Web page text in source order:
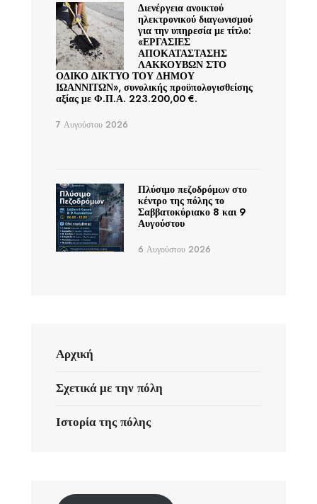
Διενέργεια ανοικτού
ηλεκτρονικού διαγωνισμού
για την υπηρεσία με τίτλο:
«ΕΡΓΑΣΙΕΣ
ΑΠΟΚΑΤΑΣΤΑΣΗΣ
ΛΑΚΚΟΥΒΩΝ ΣΤΟ
ΟΔΙΚΟ ΔΙΚΤΥΟ ΤΟΥ ΔΗΜΟΥ
ΙΩΑΝΝΙΤΩΝ», συνολικής προϋπολογισθείσης
αξίας με Φ.Π.Α. 223.200,00 €.
7 Αυγούστου 2026
Πλύσιμο πεζοδρόμων στο
κέντρο της πόλης το
Σαββατοκύριακο 8 και 9
Αυγούστου
6 Αυγούστου 2026
Αρχική
Σχετικά με την πόλη
Ιστορία της πόλης